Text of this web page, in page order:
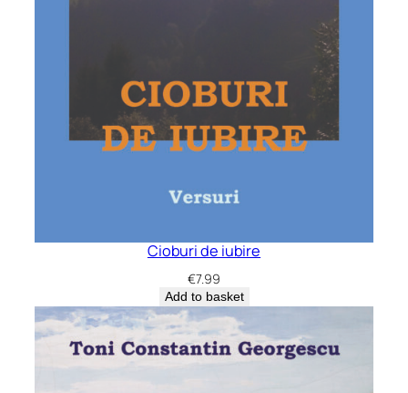
Cioburi de iubire
€7.99
Add to basket